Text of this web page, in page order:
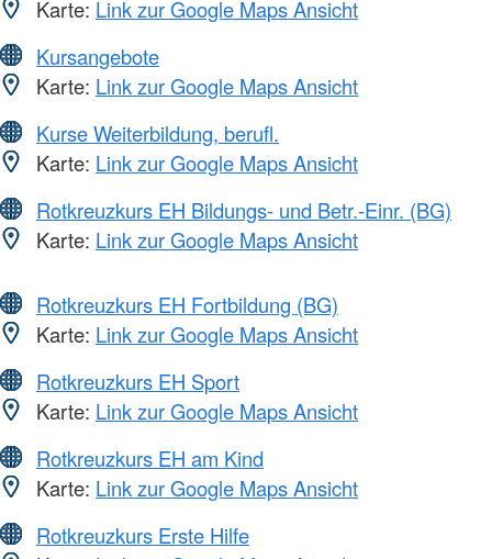
Karte: Link zur Google Maps Ansicht
Kursangebote
Karte: Link zur Google Maps Ansicht
Kurse Weiterbildung, berufl.
Karte: Link zur Google Maps Ansicht
Rotkreuzkurs EH Bildungs- und Betr.-Einr. (BG)
Karte: Link zur Google Maps Ansicht
Rotkreuzkurs EH Fortbildung (BG)
Karte: Link zur Google Maps Ansicht
Rotkreuzkurs EH Sport
Karte: Link zur Google Maps Ansicht
Rotkreuzkurs EH am Kind
Karte: Link zur Google Maps Ansicht
Rotkreuzkurs Erste Hilfe